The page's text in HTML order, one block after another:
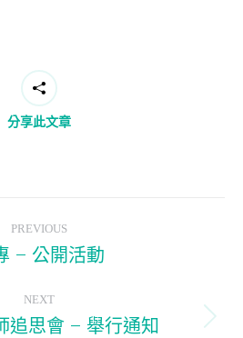
分享此文章
PREVIOUS
Previous
– 公開活動
NEXT
Next
追思會 – 舉行通知